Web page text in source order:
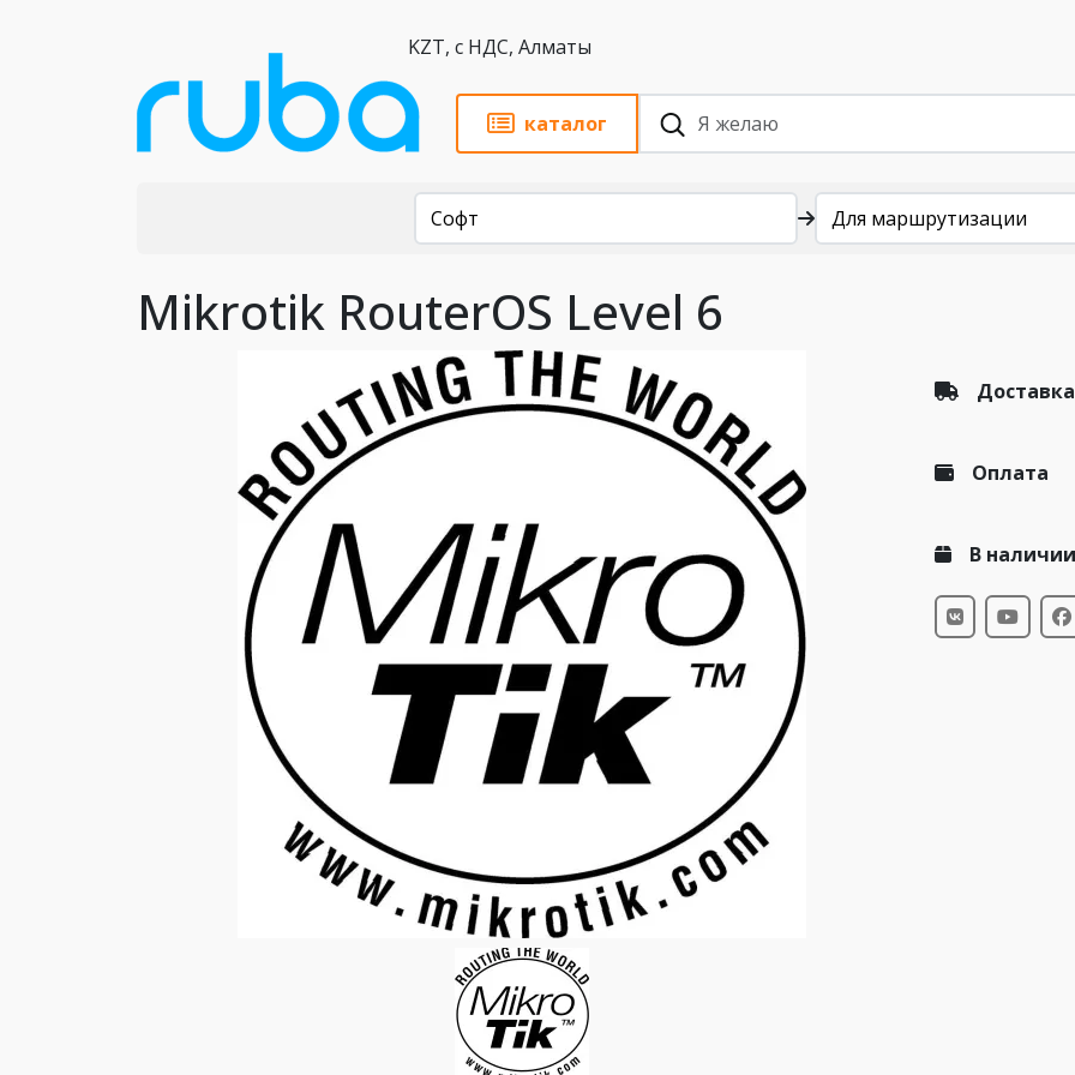
KZT, с НДС, Алматы
каталог
Софт Для маршрутизации
Mikrotik RouterOS Level 6
Доставка
Оплата
В наличии